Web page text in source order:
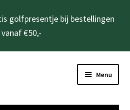
golfpresentje bij bestellingen
vanaf €50,-
Menu